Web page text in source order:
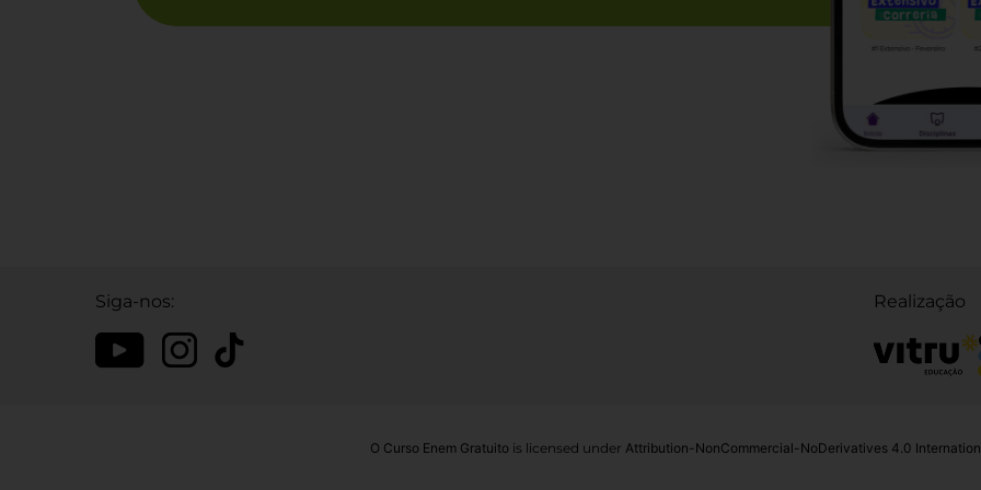
Siga-nos: Realização
O Curso Enem Gratuito is licensed under Attribution-NonCommercial-NoDerivatives 4.0